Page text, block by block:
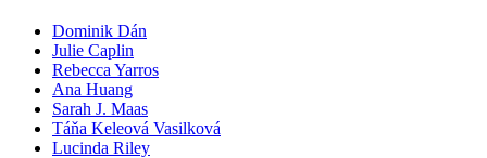
Dominik Dán
Julie Caplin
Rebecca Yarros
Ana Huang
Sarah J. Maas
Táňa Keleová Vasilková
Lucinda Riley